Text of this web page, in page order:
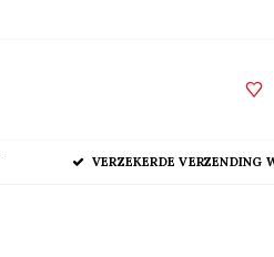
VERZEKERDE VERZENDING